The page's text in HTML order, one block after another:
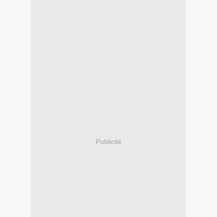
Publicité